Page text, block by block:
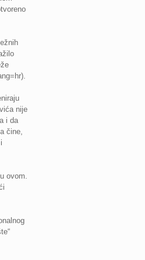
nije
i da
čine,
ovom.